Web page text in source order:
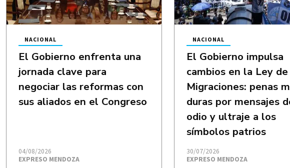
El Gobierno enfrenta una
jornada clave para
negociar las reformas con
sus aliados en el Congreso
EXPRESO MENDOZA
NACIONAL
04/08/2026
El Gobierno impulsa
cambios en la Ley de
Migraciones: penas
duras por mensajes
odio y ultraje a los
símbolos patrios
EXPRESO MENDOZA
NACIONAL
30/07/2026